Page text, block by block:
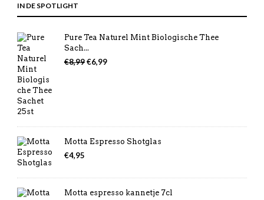
IN DE SPOTLIGHT
Pure Tea Naturel Mint Biologische Thee
Sach...
€8,99 Oorspronkelijke
€6,99Huidige
Motta Espresso Shotglas
€4,95
Motta espresso kannetje 7cl